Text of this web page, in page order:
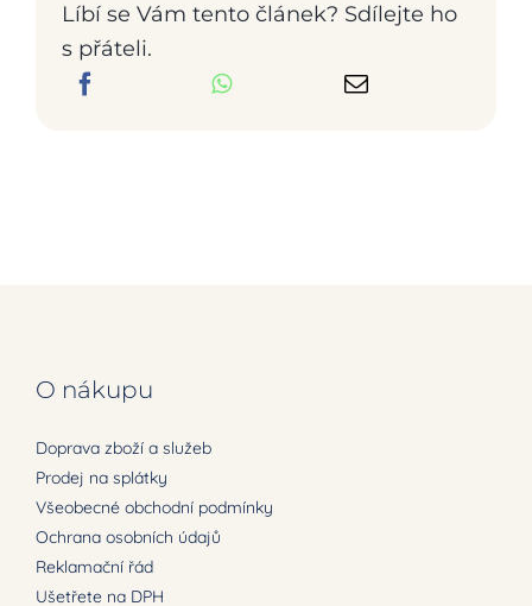
Líbí se Vám tento článek? Sdílejte ho
s přáteli.
O nákupu
Doprava zboží a služeb
Prodej na splátky
Všeobecné obchodní podmínky
Ochrana osobních údajů
Reklamační řád
Ušetřete na DPH